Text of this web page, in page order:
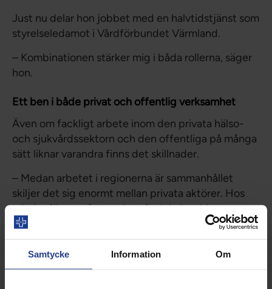
Samtycke Information Om
Just nu delar hon jobbet med en halvtidstjänst som
styrelseledamot i Vårdförbundet Värmland.
– Kombinationen stärker mig i båda rollerna, säger
hon.
Ett ben i både privat och offentlig verksamhet
Även om fackligt arbete inom den privata hälso-
och sjukvårdssektorn och den offentliga på många
sätt liknar varandra finns det skillnader.
– Medan arbetet i regionerna är sammanhållet
skiljer det sig enormt mellan privata aktörer. Hos
mindre företag fattas det ofta lokalt valda
skyddsombud, säger hon.
För Fatou handlar fackligt engagemang om att få
rätt förutsättningar för att göra ett bra jobb,